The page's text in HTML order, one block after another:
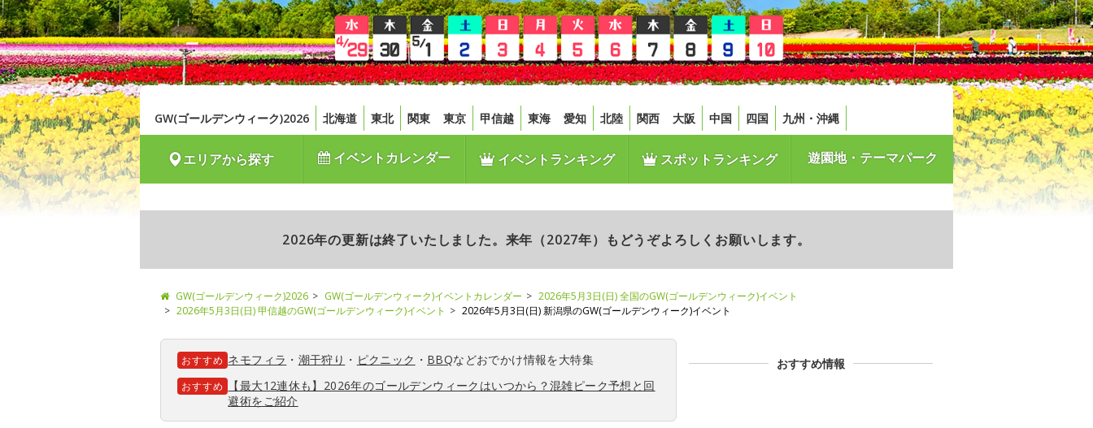
GW(ゴールデンウィーク)2026 北海道 東北 関東 東京 甲信越 東海 愛知 北陸 関西 大阪 中国 四国 九州・沖縄
エリアから探す イベントカレンダー イベントランキング スポットランキング 遊園地・テーマパーク
2026年の更新は終了いたしました。来年（2027年）もどうぞよろしくお願いします。
GW(ゴールデンウィーク)2026 GW(ゴールデンウィーク)イベントカレンダー
2026年5月3日(日) 全国のGW(ゴールデンウィーク)イベント
2026年5月3日(日) 甲信越のGW(ゴールデンウィーク)イベント
2026年5月3日(日) 新潟県のGW(ゴールデンウィーク)イベント
おすすめ ネモフィラ ・ 潮干狩り ・ ピクニック ・ BBQなどおでかけ情報を大特集
おすすめ
【最大12連休も】2026年のゴールデンウィークはいつから？混雑ピーク予想と回
避術をご紹介
おすすめ情報